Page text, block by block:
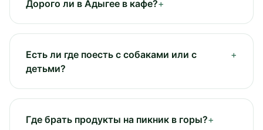
Дорого ли в Адыгее в кафе?
Есть ли где поесть с собаками или с
детьми?
Где брать продукты на пикник в горы?